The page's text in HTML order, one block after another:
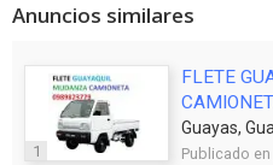
Anuncios similares
1
FLETE
Guayas,
Publicado en